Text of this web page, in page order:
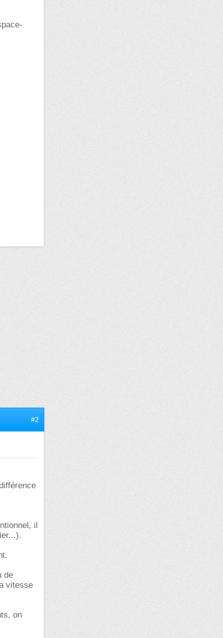
#2
il
de
vitesse
on